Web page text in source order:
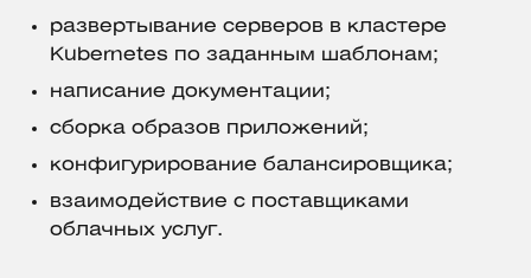
развертывание серверов в кластере
Kubernetes по заданным шаблонам;
написание документации;
сборка образов приложений;
конфигурирование балансировщика;
взаимодействие с поставщиками
облачных услуг.